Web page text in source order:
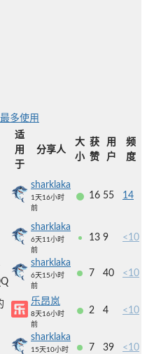
最多使用
适
用
于
分享人
大
小
获
赞
用
户
频
度
sharklaka
1天16小时
前
16 55 14
sharklaka
6天11小时
前
13 9 <10
sharklaka
6天15小时
前
7 40 <10
乐昂岚
8天16小时
前
2 4 <10
sharklaka
15天10小时
7 39 <10